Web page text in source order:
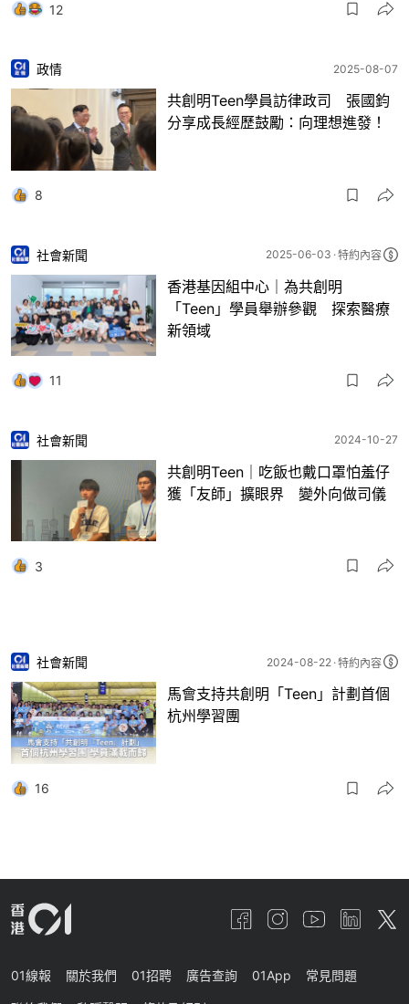
12
政情 2025-08-07
共創明Teen學員訪律政司 張國鈞
分享成長經歷鼓勵：向理想進發！
8
社會新聞 2025-06-03 特約內容
香港基因組中心｜為共創明
「Teen」學員舉辦參觀 探索醫療
新領域
11
社會新聞 2024-10-27
共創明Teen｜吃飯也戴口罩怕羞仔
獲「友師」擴眼界 變外向做司儀
3
社會新聞 2024-08-22 特約內容
馬會支持共創明「Teen」計劃首個
杭州學習團
16
01線報 關於我們 01招聘 廣告查詢 01App 常見問題